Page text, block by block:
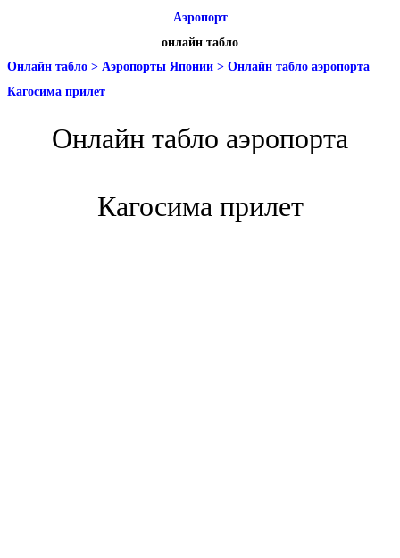
Аэропорт
онлайн табло
Онлайн табло > Аэропорты Японии > Онлайн табло аэропорта
Кагосима прилет
Онлайн табло аэропорта
Кагосима прилет